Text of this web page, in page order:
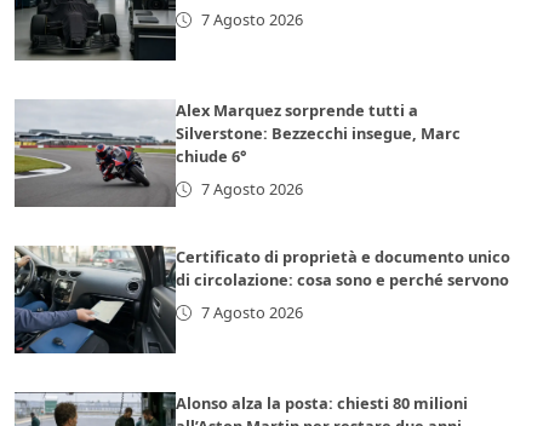
7 Agosto 2026
Alex Marquez sorprende tutti a
Silverstone: Bezzecchi insegue, Marc
chiude 6°
7 Agosto 2026
Certificato di proprietà e documento unico
di circolazione: cosa sono e perché servono
7 Agosto 2026
Alonso alza la posta: chiesti 80 milioni